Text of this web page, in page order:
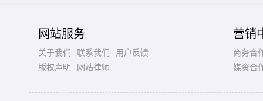
网站服务
关于我们 联系我们
用户反馈
版权声明
网站律师
营销
商务合
媒资合